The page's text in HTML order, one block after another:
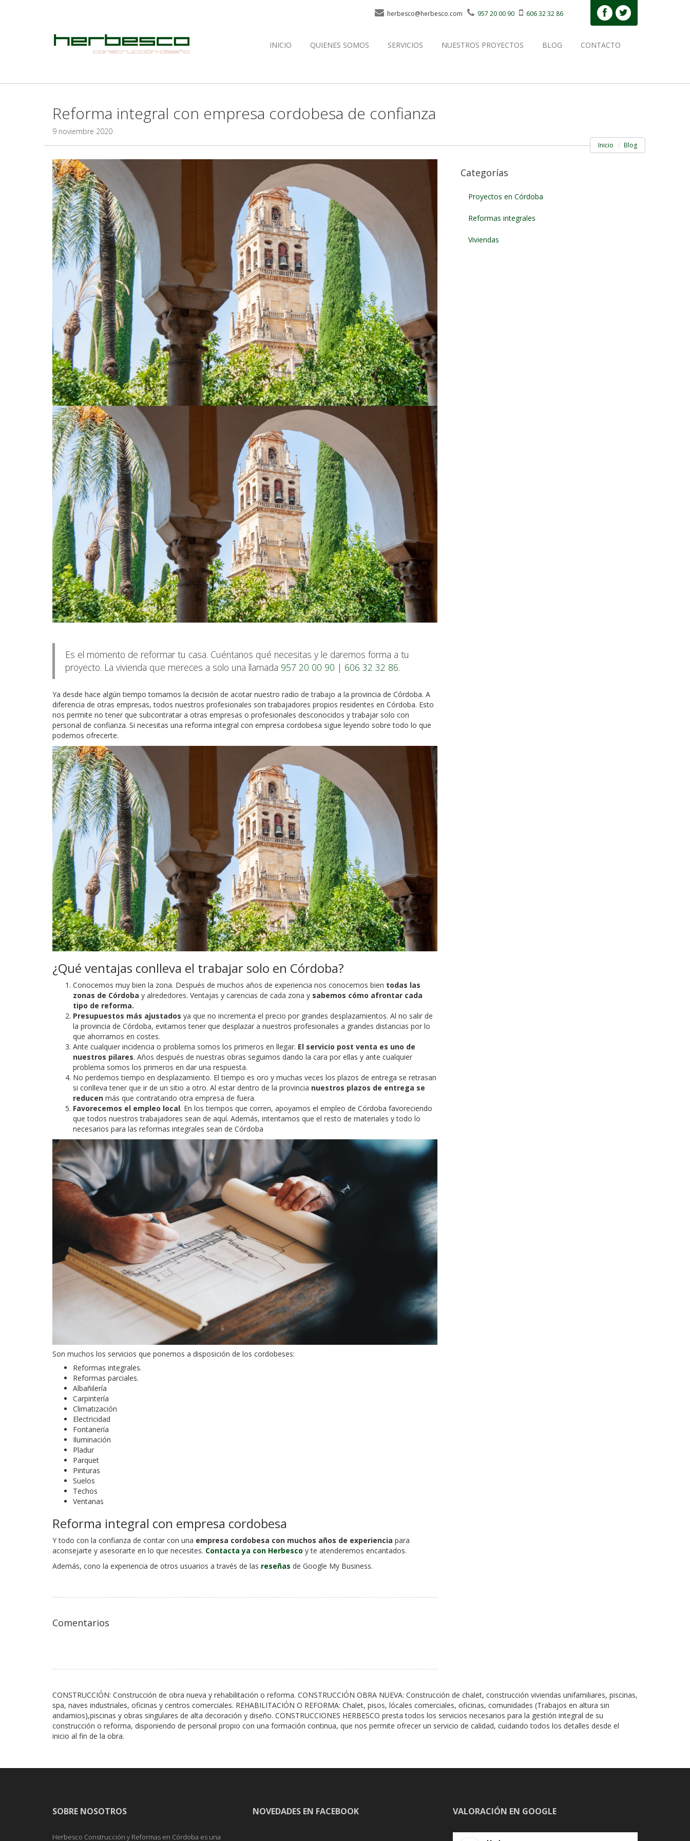
INICIO QUIENES SOMOS SERVICIOS NUESTROS PROYECTOS BLOG CONTACTO
herbesco@herbesco.com 957 20 00 90 606 32 32 86
Reforma integral con empresa cordobesa de confianza
9 noviembre 2020
Inicio Blog
Es el momento de reformar tu casa. Cuéntanos qué necesitas y le daremos forma a tu
proyecto. La vivienda que mereces a solo una llamada 957 20 00 90 | 606 32 32 86.
Ya desde hace algún tiempo tomamos la decisión de acotar nuestro radio de trabajo a la provincia de Córdoba. A
diferencia de otras empresas, todos nuestros profesionales son trabajadores propios residentes en Córdoba. Esto
nos permite no tener que subcontratar a otras empresas o profesionales desconocidos y trabajar solo con
personal de confianza. Si necesitas una reforma integral con empresa cordobesa sigue leyendo sobre todo lo que
podemos ofrecerte.
¿Qué ventajas conlleva el trabajar solo en Córdoba?
Conocemos muy bien la zona. Después de muchos años de experiencia nos conocemos bien todas las
zonas de Córdoba y alrededores. Ventajas y carencias de cada zona y sabemos cómo afrontar cada
tipo de reforma.
Presupuestos más ajustados ya que no incrementa el precio por grandes desplazamientos. Al no salir de
la provincia de Córdoba, evitamos tener que desplazar a nuestros profesionales a grandes distancias por lo
que ahorramos en costes.
Ante cualquier incidencia o problema somos los primeros en llegar. El servicio post venta es uno de
nuestros pilares. Años después de nuestras obras seguimos dando la cara por ellas y ante cualquier
problema somos los primeros en dar una respuesta.
No perdemos tiempo en desplazamiento. El tiempo es oro y muchas veces los plazos de entrega se retrasan
si conlleva tener que ir de un sitio a otro. Al estar dentro de la provincia nuestros plazos de entrega se
reducen más que contratando otra empresa de fuera.
Favorecemos el empleo local. En los tiempos que corren, apoyamos el empleo de Córdoba favoreciendo
que todos nuestros trabajadores sean de aquí. Además, intentamos que el resto de materiales y todo lo
necesarios para las reformas integrales sean de Córdoba
Son muchos los servicios que ponemos a disposición de los cordobeses:
Reformas integrales.
Reformas parciales.
Albañilería
Carpintería
Climatización
Electricidad
Fontanería
Iluminación
Pladur
Parquet
Pinturas
Suelos
Techos
Ventanas
Reforma integral con empresa cordobesa
Y todo con la confianza de contar con una empresa cordobesa con muchos años de experiencia para
aconsejarte y asesorarte en lo que necesites. Contacta ya con Herbesco y te atenderemos encantados.
Además, cono la experiencia de otros usuarios a través de las reseñas de Google My Business.
Comentarios
Categorías
Proyectos en Córdoba
Reformas integrales
Viviendas
CONSTRUCCIÓN: Construcción de obra nueva y rehabilitación o reforma. CONSTRUCCIÓN OBRA NUEVA: Construcción de chalet, construcción viviendas unifamiliares, piscinas,
spa, naves industriales, oficinas y centros comerciales. REHABILITACIÓN O REFORMA: Chalet, pisos, lócales comerciales, oficinas, comunidades (Trabajos en altura sin
andamios),piscinas y obras singulares de alta decoración y diseño. CONSTRUCCIONES HERBESCO presta todos los servicios necesarios para la gestión integral de su
construcción o reforma, disponiendo de personal propio con una formación continua, que nos permite ofrecer un servicio de calidad, cuidando todos los detalles desde el
inicio al fin de la obra.
SOBRE NOSOTROS
Herbesco Construcción y Reformas en Córdoba es una
NOVEDADES EN FACEBOOK VALORACIÓN EN GOOGLE